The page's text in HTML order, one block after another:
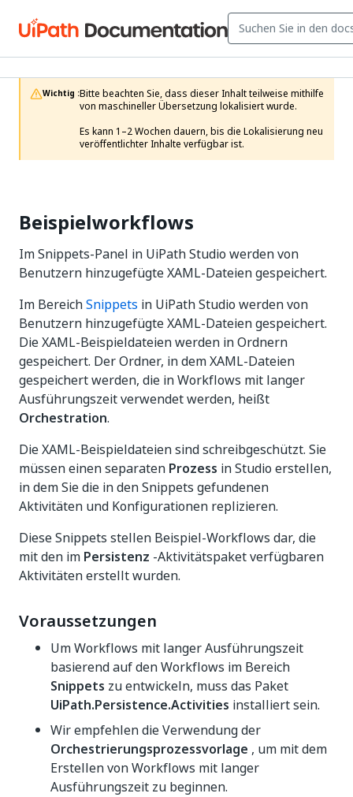
Wichtig :Bitte beachten Sie, dass dieser Inhalt teilweise mithilfe
von maschineller Übersetzung lokalisiert wurde.
Es kann 1–2 Wochen dauern, bis die Lokalisierung neu
veröffentlichter Inhalte verfügbar ist.
Beispielworkflows
Im Snippets-Panel in UiPath Studio werden von
Benutzern hinzugefügte XAML-Dateien gespeichert.
Im BereichSnippets in UiPath Studio werden von
Benutzern hinzugefügte XAML-Dateien gespeichert.
Die XAML-Beispieldateien werden in Ordnern
gespeichert. Der Ordner, in dem XAML-Dateien
gespeichert werden, die in Workflows mit langer
Ausführungszeit verwendet werden, heißt
Orchestration.
Die XAML-Beispieldateien sind schreibgeschützt. Sie
müssen einen separaten Prozess in Studio erstellen,
in dem Sie die in den Snippets gefundenen
Aktivitäten und Konfigurationen replizieren.
Diese Snippets stellen Beispiel-Workflows dar, die
mit den im Persistenz -Aktivitätspaket verfügbaren
Aktivitäten erstellt wurden.
Voraussetzungen
Um Workflows mit langer Ausführungszeit
basierend auf den Workflows im Bereich
Snippets zu entwickeln, muss das Paket
UiPath.Persistence.Activities installiert sein.
Wir empfehlen die Verwendung der
Orchestrierungsprozessvorlage , um mit dem
Erstellen von Workflows mit langer
Ausführungszeit zu beginnen.